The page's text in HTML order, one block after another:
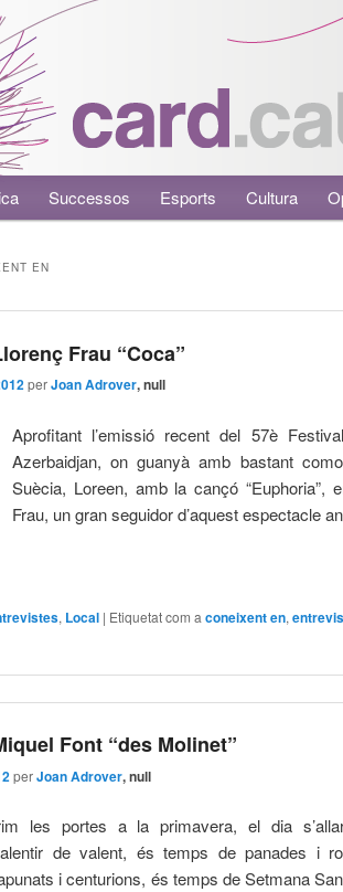
Successos Esports Cultura
EN
Frau “Coca”
perJoan Adrover, null
Aprofitant l’emissió recent del 57è
Azerbaidjan, on guanyà amb bastant
Suècia, Loreen, amb la cançó “Euphoria”,
Frau, un gran seguidor d’aquest espectacle
, Local | Etiquetat com a coneixent en,
Font “des Molinet”
perJoan Adrover, null
les portes a la primavera, el dia
de valent, és temps de panades i
i centurions, és temps de Setmana